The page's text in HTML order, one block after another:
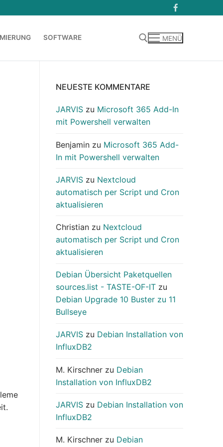
SOFTWARE MENÜ
NEUESTE KOMMENTARE
JARVIS zu Microsoft 365 Add-In
mit Powershell verwalten
Benjamin zu Microsoft 365 Add-
In mit Powershell verwalten
JARVIS zu Nextcloud
automatisch per Script und Cron
aktualisieren
Christian zu Nextcloud
automatisch per Script und Cron
aktualisieren
Debian Übersicht Paketquellen
sources.list - TASTE-OF-IT zu
Debian Upgrade 10 Buster zu 11
Bullseye
JARVIS zu Debian Installation von
InfluxDB2
M. Kirschner zu Debian
Installation von InfluxDB2
JARVIS zu Debian Installation von
InfluxDB2
M. Kirschner zu Debian